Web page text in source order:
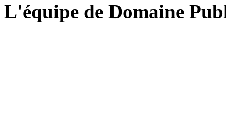
L'équipe de Domaine